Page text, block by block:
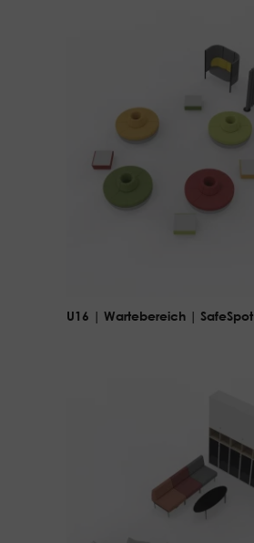
U16 | Wartebereich | SafeSpot